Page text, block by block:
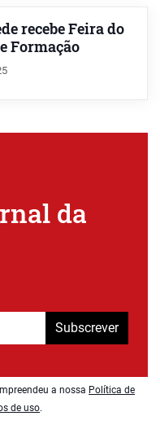
recebe Feira do
Formação
da
Subscrever
a nossa Política de
de uso.